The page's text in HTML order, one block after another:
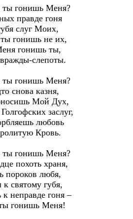
ты гонишь Меня?
правде гоня
слуг Моих,
гонишь не их,
гонишь ты,
слепоты.
ты гонишь Меня?
снова казня,
Мой Дух,
заслуг,
любовь
Кровь.
ты гонишь Меня?
похоть храня,
пороков любя,
святому губя,
неправде гоня –
гонишь Меня!